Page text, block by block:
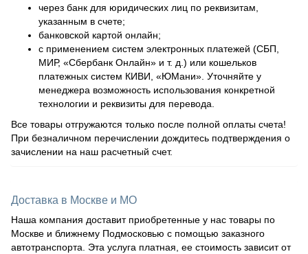
через банк для юридических лиц по реквизитам,
указанным в счете;
банковской картой онлайн;
с применением систем электронных платежей (СБП,
МИР, «Сбербанк Онлайн» и т. д.) или кошельков
платежных систем КИВИ, «ЮМани». Уточняйте у
менеджера возможность использования конкретной
технологии и реквизиты для перевода.
Все товары отгружаются только после полной оплаты счета!
При безналичном перечислении дождитесь подтверждения о
зачислении на наш расчетный счет.
Доставка в Москве и МО
Наша компания доставит приобретенные у нас товары по
Москве и ближнему Подмосковью с помощью заказного
автотранспорта. Эта услуга платная, ее стоимость зависит от